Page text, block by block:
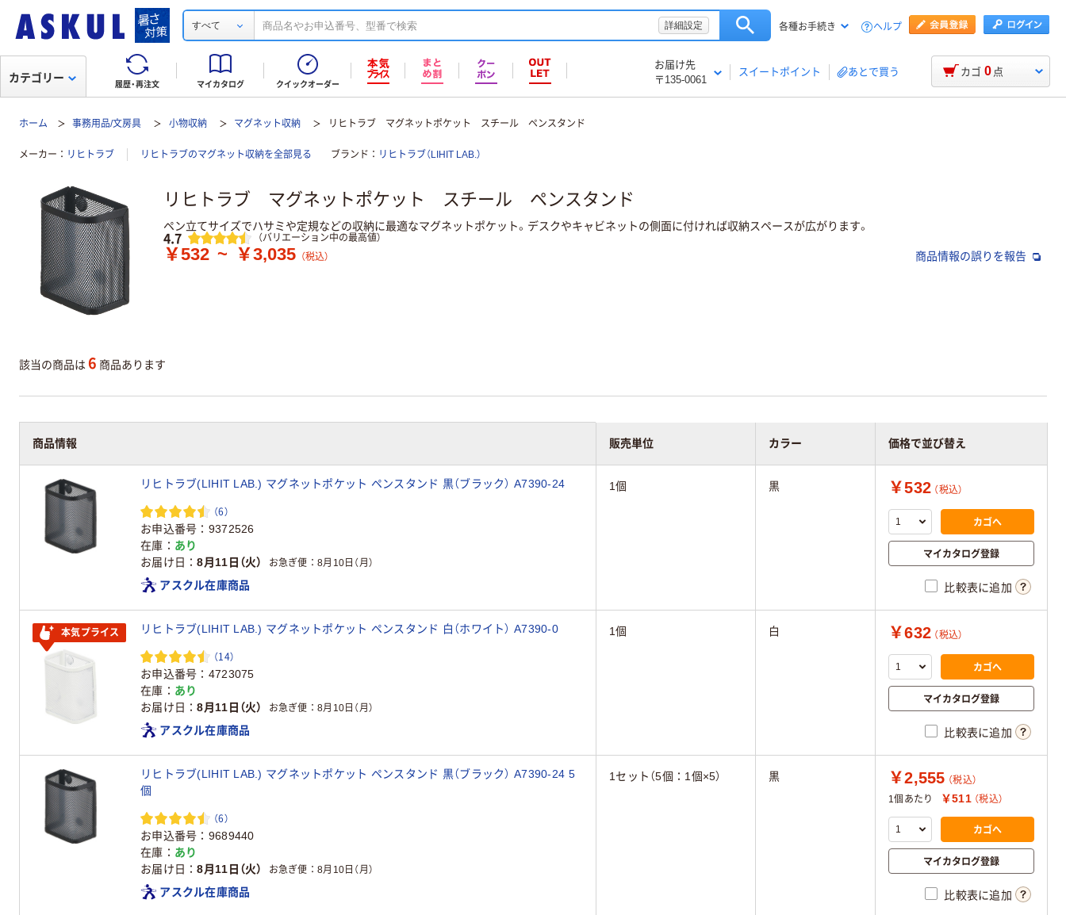
すべて 詳細設定 各種お手続き ヘルプ
履歴・再注文 マイカタログ クイックオーダー
お届け先
〒135-0061
スイートポイント あとで買う
カテゴリー カゴ 0 点
ホーム 事務用品/文房具 小物収納 マグネット収納 リヒトラブ マグネットポケット スチール ペンスタンド
メーカー リヒトラブ リヒトラブのマグネット収納を全部見る ブランド リヒトラブ（LIHIT LAB.）
リヒトラブ マグネットポケット スチール ペンスタンド
ペン立てサイズでハサミや定規などの収納に最適なマグネットポケット。デスクやキャビネットの側面に付ければ収納スペースが広がります。
レビュー
4.7 （バリエーション中の最高値）
￥532 ~ ￥3,035 （税込） 商品情報の誤りを報告
該当の商品は 6 商品あります
商品情報 販売単位 カラー 価格で並び替え
リヒトラブ(LIHIT LAB.) マグネットポケット ペンスタンド 黒（ブラック） A7390-24
（6）
お申込番号
9372526
在庫
あり
お届け日
8月11日（火） お急ぎ便 8月10日（月）
アスクル在庫商品
1個 黒 ￥532 （税込）
カゴへ
マイカタログ登録
比較表に追加
本気プライス リヒトラブ(LIHIT LAB.) マグネットポケット ペンスタンド 白（ホワイト） A7390-0
（14）
お申込番号
4723075
在庫
あり
お届け日
8月11日（火） お急ぎ便 8月10日（月）
アスクル在庫商品
1個 白 ￥632 （税込）
カゴへ
マイカタログ登録
比較表に追加
リヒトラブ(LIHIT LAB.) マグネットポケット ペンスタンド 黒（ブラック） A7390-24 5
個
（6）
お申込番号
9689440
在庫
あり
お届け日
8月11日（火） お急ぎ便 8月10日（月）
アスクル在庫商品
1セット（5個：1個×5） 黒 ￥2,555 （税込）
1個あたり
￥511 （税込）
カゴへ
マイカタログ登録
比較表に追加